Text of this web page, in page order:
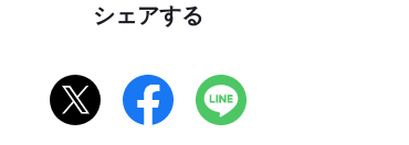
シェアする